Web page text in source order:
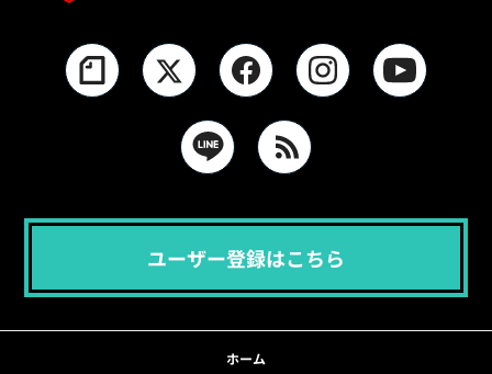
ユーザー登録はこちら
ホーム